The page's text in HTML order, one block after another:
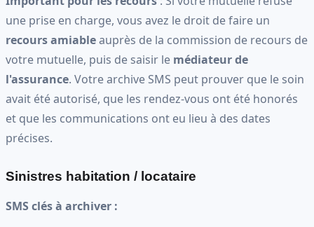
une prise en charge, vous avez le droit de faire un
recours amiableauprès de la commission de recours de
votre mutuelle, puis de saisir le médiateur de
l'assurance. Votre archive SMS peut prouver que le soin
avait été autorisé, que les rendez-vous ont été honorés
et que les communications ont eu lieu à des dates
précises.
Sinistres habitation / locataire
SMS clés à archiver :